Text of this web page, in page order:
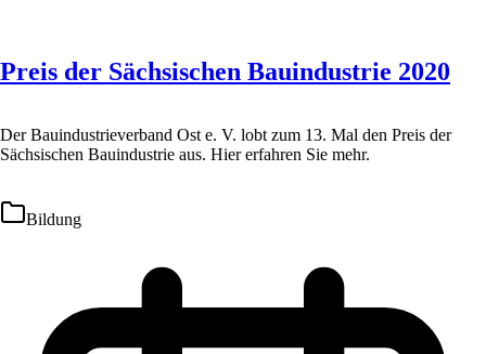
Preis der Sächsischen Bauindustrie 2020
Der Bauindustrieverband Ost e. V. lobt zum 13. Mal den Preis der
Sächsischen Bauindustrie aus. Hier erfahren Sie mehr.
Bildung